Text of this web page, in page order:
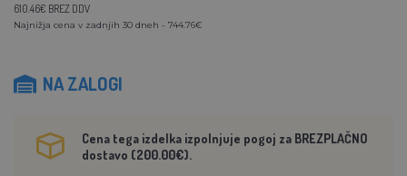
610.46€ BREZ DDV
Najnižja cena v zadnjih 30 dneh - 744.76€
NA ZALOGI
Cena tega izdelka izpolnjuje pogoj za BREZPLAČNO
dostavo (200.00€).